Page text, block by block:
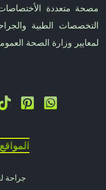
4500
€،
باقة
مصحة متعددة
التخصصات الطبية
لمعايير وزارة الصحة
جراحة